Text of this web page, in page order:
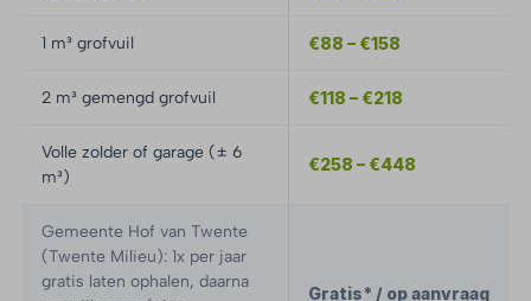
1 m³ grofvuil €88 – €158
2 m³ gemengd grofvuil €118 – €218
Volle zolder of garage (± 6
m³)
€258 – €448
Gemeente Hof van Twente
(Twente Milieu): 1x per jaar
gratis laten ophalen, daarna
Gratis* / op aanvraag